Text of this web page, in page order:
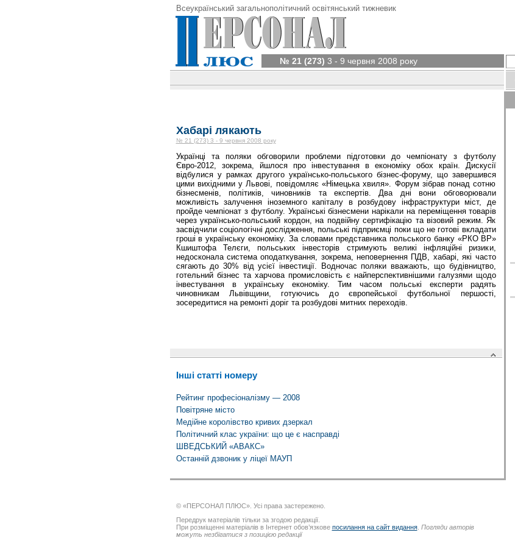
Всеукраїнський загальнополітичний освітянський тижневик
№ 21 (273) 3 - 9 червня 2008 року
Хабарі лякають
№ 21 (273) 3 - 9 червня 2008 року
Українці та поляки обговорили проблеми підготовки до чемпіонату з футболу
Євро-2012, зокрема, йшлося про інвестування в економіку обох країн. Дискусії
відбулися у рамках другого українсько-польського бізнес-форуму, що завершився
цими вихідними у Львові, повідомляє «Німецька хвиля». Форум зібрав понад сотню
бізнесменів, політиків, чиновників та експертів. Два дні вони обговорювали
можливість залучення іноземного капіталу в розбудову інфраструктури міст, де
пройде чемпіонат з футболу. Українські бізнесмени нарікали на переміщення товарів
через українсько-польський кордон, на подвійну сертифікацію та візовий режим. Як
засвідчили соціологічні дослідження, польські підприємці поки що не готові вкладати
гроші в українську економіку. За словами представника польського банку «РКО ВР»
Кшиштофа Телєги, польських інвесторів стримують великі інфляційні ризики,
недосконала система оподаткування, зокрема, неповернення ПДВ, хабарі, які часто
сягають до 30% від усієї інвестиції. Водночас поляки вважають, що будівництво,
готельний бізнес та харчова промисловість є найперспективнішими галузями щодо
інвестування в українську економіку. Тим часом польські експерти радять
чиновникам Львівщини, готуючись до європейської футбольної першості,
зосередитися на ремонті доріг та розбудові митних переходів.
Інші статті номеру
Рейтинг професіоналізму — 2008
Повітряне місто
Медійне королівство кривих дзеркал
Політичний клас україни: що це є насправді
ШВЕДСЬКИЙ «АВАКС»
Останній дзвоник у ліцеї МАУП
© «ПЕРСОНАЛ ПЛЮС». Усі права застережено.
Передрук матеріалів тільки за згодою редакції.
При розміщенні матеріалів в Інтернет обов’язкове посилання на сайт видання. Погляди авторів
можуть незбігатися з позицією редакції